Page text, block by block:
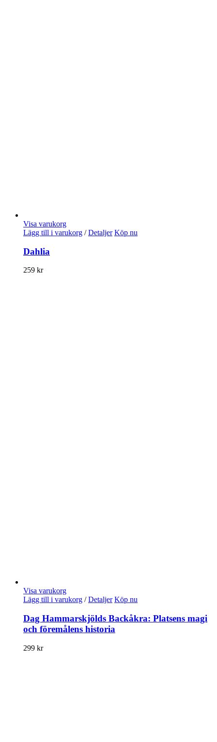
Visa varukorg
Lägg till i varukorg / Detaljer Köp nu
Dahlia
259 kr
Visa varukorg
Lägg till i varukorg / Detaljer Köp nu
Dag Hammarskjölds Backåkra: Platsens magi
och föremålens historia
299 kr